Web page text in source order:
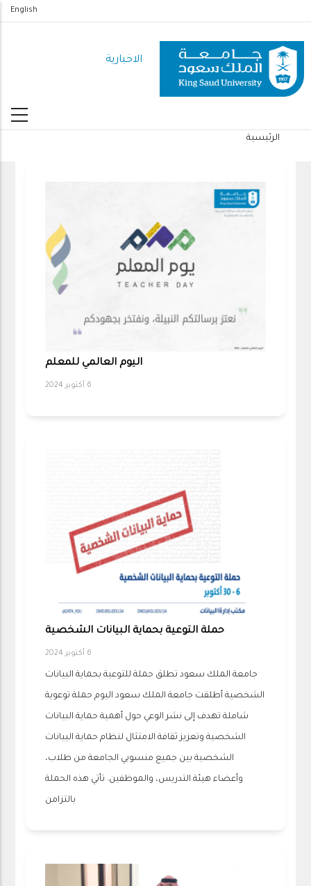
المحتوى
الرئيسي
English
الاخبارية
الرئيسية
اليوم العالمي للمعلم
6 أكتوبر 2024
حملة التوعية بحماية البيانات الشخصية
6 أكتوبر 2024
جامعة الملك سعود تطلق حملة للتوعية بحماية البيانات
الشخصية أطلقت جامعة الملك سعود اليوم حملة توعوية
شاملة تهدف إلى نشر الوعي حول أهمية حماية البيانات
الشخصية وتعزيز ثقافة الامتثال لنظام حماية البيانات
الشخصية بين جميع منسوبي الجامعة من طلاب،
وأعضاء هيئة التدريس، والموظفين. تأتي هذه الحملة
بالتزامن